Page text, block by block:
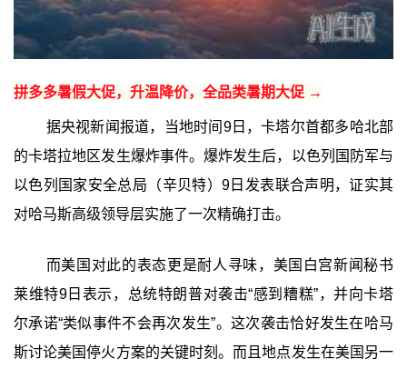
拼多多暑假大促，升温降价，全品类暑期大促 →
据央视新闻报道，当地时间9日，卡塔尔首都多哈北部
的卡塔拉地区发生爆炸事件。爆炸发生后，以色列国防军与
以色列国家安全总局（辛贝特）9日发表联合声明，证实其
对哈马斯高级领导层实施了一次精确打击。
而美国对此的表态更是耐人寻味，美国白宫新闻秘书
莱维特9日表示，总统特朗普对袭击“感到糟糕”，并向卡塔
尔承诺“类似事件不会再次发生”。这次袭击恰好发生在哈马
斯讨论美国停火方案的关键时刻。而且地点发生在美国另一